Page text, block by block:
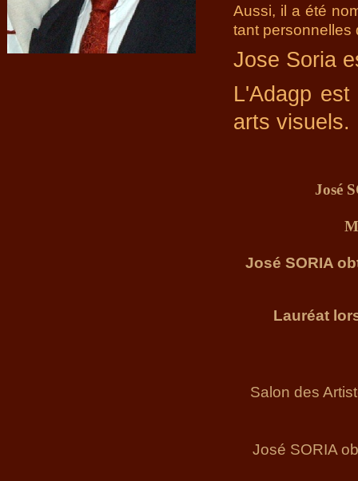
Aussi, il a été
tant personnelles
Jose Soria
L'Adagp
arts visuels.
José
José SORIA
Lauréat lors
Salon des
José SORIA